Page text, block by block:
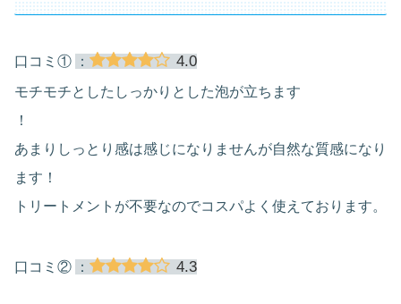
口コミ① ： 4.0
モチモチとしたしっかりとした泡が立ちます
！
あまりしっとり感は感じになりませんが自然な質感になり
ます！
トリートメントが不要なのでコスパよく使えております。
口コミ② ： 4.3